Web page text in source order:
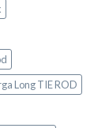
Long TIE ROD